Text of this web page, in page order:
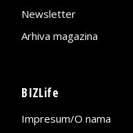
Newsletter
Arhiva magazina
BIZLife
Impresum/O nama